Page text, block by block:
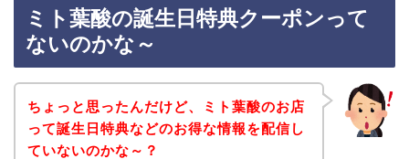
ミト葉酸の誕生日特典クーポンって
ないのかな～
ちょっと思ったんだけど、ミト葉酸のお店
って誕生日特典などのお得な情報を配信し
ていないのかな～？